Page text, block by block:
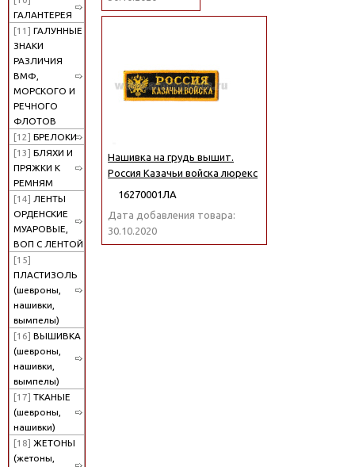
ГАЛАНТЕРЕЯ
[11] ГАЛУННЫЕ
ЗНАКИ
РАЗЛИЧИЯ
ВМФ,
МОРСКОГО И
РЕЧНОГО
ФЛОТОВ
[12] БРЕЛОКИ
[13] БЛЯХИ И
ПРЯЖКИ К
РЕМНЯМ
[14] ЛЕНТЫ
ОРДЕНСКИЕ
МУАРОВЫЕ,
ВОП С ЛЕНТОЙ
[15]
ПЛАСТИЗОЛЬ
(шевроны,
нашивки,
вымпелы)
[16] ВЫШИВКА
(шевроны,
нашивки,
вымпелы)
[17] ТКАНЫЕ
(шевроны,
нашивки)
[18] ЖЕТОНЫ
(жетоны,
Нашивка на грудь вышит.
Россия Казачьи войска люрекс
16270001ЛА
Дата добавления товара:
30.10.2020